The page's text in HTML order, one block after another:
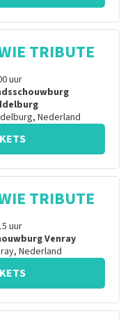
TRIBUTE
uur
, Nederland
TRIBUTE
uur
Venray
, Nederland